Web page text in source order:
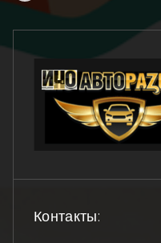
Контакты: